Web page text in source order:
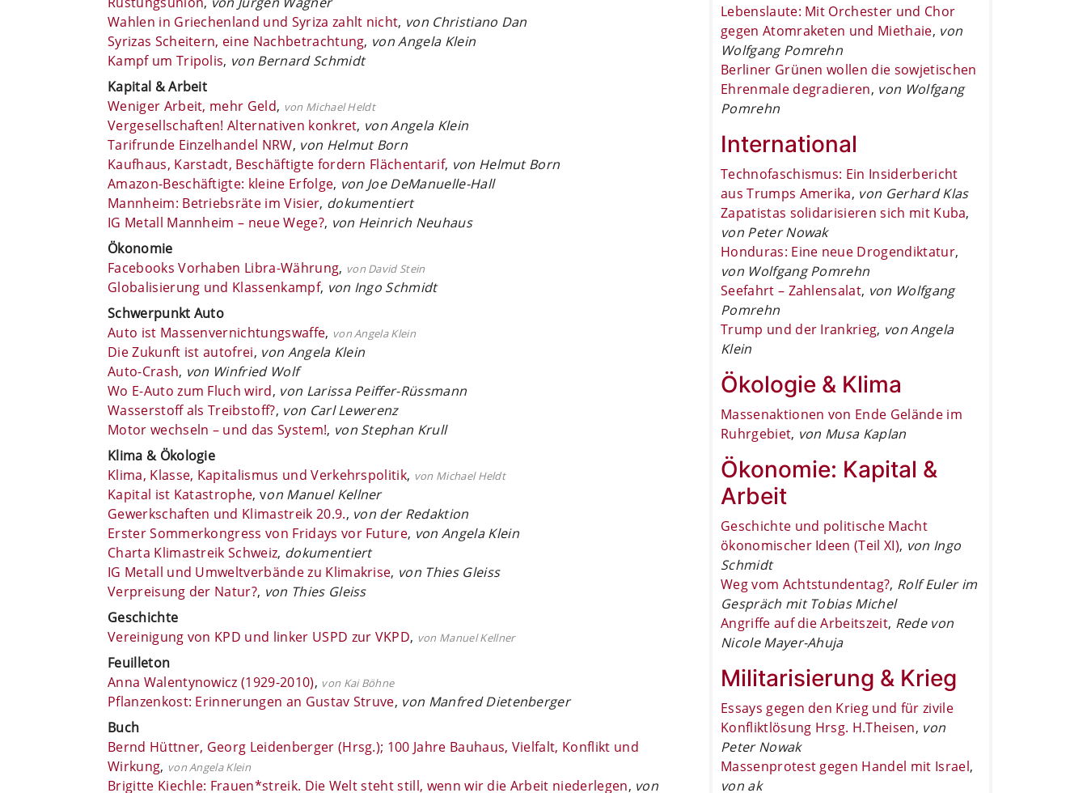
Wahlen in Griechenland und Syriza zahlt nicht, von Christiano Dan
Syrizas Scheitern, eine Nachbetrachtung, von Angela Klein
Kampf um Tripolis, von Bernard Schmidt
Kapital & Arbeit
Weniger Arbeit, mehr Geld, von Michael Heldt
Vergesellschaften! Alternativen konkret, von Angela Klein
Tarifrunde Einzelhandel NRW, von Helmut Born
Kaufhaus, Karstadt, Beschäftigte fordern Flächentarif, von Helmut Born
Amazon-Beschäftigte: kleine Erfolge, von Joe DeManuelle-Hall
Mannheim: Betriebsräte im Visier, dokumentiert
IG Metall Mannheim – neue Wege?, von Heinrich Neuhaus
Ökonomie
Facebooks Vorhaben Libra-Währung, von David Stein
Globalisierung und Klassenkampf, von Ingo Schmidt
Schwerpunkt Auto
Auto ist Massenvernichtungswaffe, von Angela Klein
Die Zukunft ist autofrei, von Angela Klein
Auto-Crash, von Winfried Wolf
Wo E-Auto zum Fluch wird, von Larissa Peiffer-Rüssmann
Wasserstoff als Treibstoff?, von Carl Lewerenz
Motor wechseln – und das System!, von Stephan Krull
Klima & Ökologie
Klima, Klasse, Kapitalismus und Verkehrspolitik, von Michael Heldt
Kapital ist Katastrophe, von Manuel Kellner
Gewerkschaften und Klimastreik 20.9., von der Redaktion
Erster Sommerkongress von Fridays vor Future, von Angela Klein
Charta Klimastreik Schweiz, dokumentiert
IG Metall und Umweltverbände zu Klimakrise, von Thies Gleiss
Verpreisung der Natur?, von Thies Gleiss
Geschichte
Vereinigung von KPD und linker USPD zur VKPD, von Manuel Kellner
Feuilleton
Anna Walentynowicz (1929-2010), von Kai Böhne
Pflanzenkost: Erinnerungen an Gustav Struve, von Manfred Dietenberger
Buch
Bernd Hüttner, Georg Leidenberger (Hrsg.); 100 Jahre Bauhaus, Vielfalt, Konflikt und
Wirkung, von Angela Klein
Brigitte Kiechle: Frauen*streik. Die Welt steht still, wenn wir die Arbeit niederlegen, von
Lebenslaute: Mit Orchester und Chor
gegen Atomraketen und Miethaie, von
Wolfgang Pomrehn
Berliner Grünen wollen die sowjetischen
Ehrenmale degradieren, von Wolfgang
Pomrehn
International
Technofaschismus: Ein Insiderbericht
aus Trumps Amerika, von Gerhard Klas
Zapatistas solidarisieren sich mit Kuba,
von Peter Nowak
Honduras: Eine neue Drogendiktatur,
von Wolfgang Pomrehn
Seefahrt – Zahlensalat, von Wolfgang
Pomrehn
Trump und der Irankrieg, von Angela
Klein
Ökologie & Klima
Massenaktionen von Ende Gelände im
Ruhrgebiet, von Musa Kaplan
Ökonomie: Kapital &
Arbeit
Geschichte und politische Macht
ökonomischer Ideen (Teil XI), von Ingo
Schmidt
Weg vom Achtstundentag?, Rolf Euler im
Gespräch mit Tobias Michel
Angriffe auf die Arbeitszeit, Rede von
Nicole Mayer-Ahuja
Militarisierung & Krieg
Essays gegen den Krieg und für zivile
Konfliktlösung Hrsg. H.Theisen, von
Peter Nowak
Massenprotest gegen Handel mit Israel,
von ak